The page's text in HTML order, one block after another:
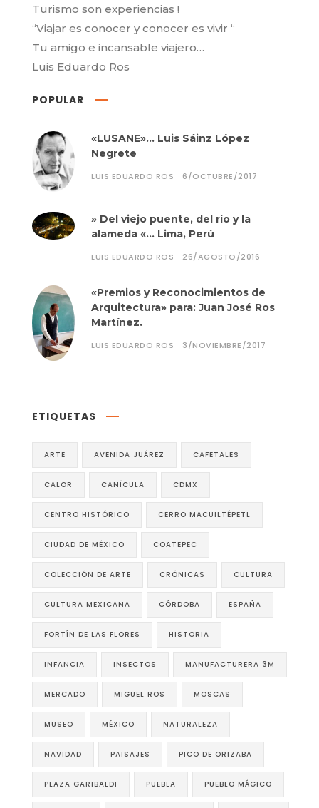
Turismo son experiencias !
“Viajar es conocer y conocer es vivir “
Tu amigo e incansable viajero…
Luis Eduardo Ros
POPULAR
«LUSANE»… Luis Sáinz López
Negrete
LUIS EDUARDO ROS 6/OCTUBRE/2017
» Del viejo puente, del río y la
alameda «… Lima, Perú
LUIS EDUARDO ROS 26/AGOSTO/2016
«Premios y Reconocimientos de
Arquitectura» para: Juan José Ros
Martínez.
LUIS EDUARDO ROS 3/NOVIEMBRE/2017
ETIQUETAS
ARTE AVENIDA JUÁREZ CAFETALES
CALOR CANÍCULA CDMX
CENTRO HISTÓRICO CERRO MACUILTÉPETL
CIUDAD DE MÉXICO COATEPEC
COLECCIÓN DE ARTE CRÓNICAS CULTURA
CULTURA MEXICANA CÓRDOBA ESPAÑA
FORTÍN DE LAS FLORES HISTORIA
INFANCIA INSECTOS MANUFACTURERA 3M
MERCADO MIGUEL ROS MOSCAS
MUSEO MÉXICO NATURALEZA
NAVIDAD PAISAJES PICO DE ORIZABA
PLAZA GARIBALDI PUEBLA PUEBLO MÁGICO